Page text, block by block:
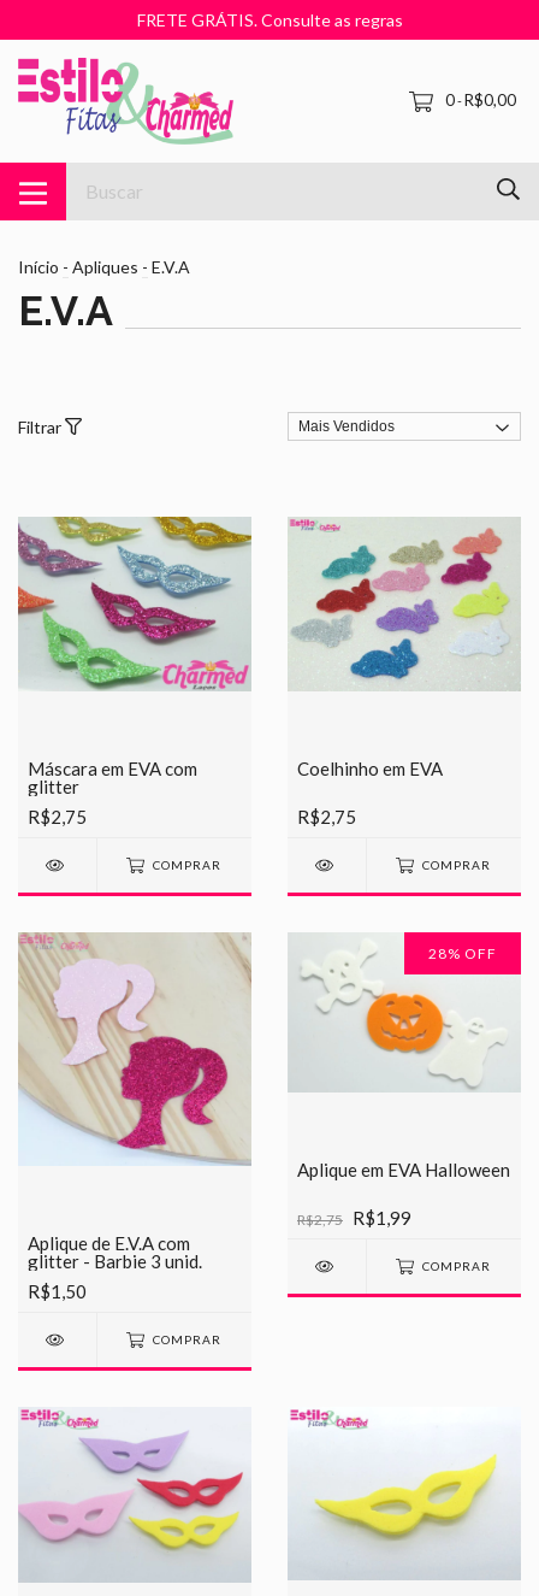
FRETE GRÁTIS. Consulte as regras
0-R$0,00
Início - Apliques - E.V.A
E.V.A
Filtrar
Máscara em EVA com
glitter
R$2,75
COMPRAR
Coelhinho em EVA
R$2,75
COMPRAR
Aplique de E.V.A com
glitter - Barbie 3 unid.
R$1,50
COMPRAR
28% OFF
Aplique em EVA Halloween
R$2,75 R$1,99
COMPRAR